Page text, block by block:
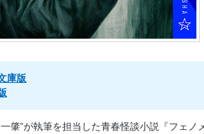
庫版
肇”が執筆を担当した青春怪談小説『フェノ